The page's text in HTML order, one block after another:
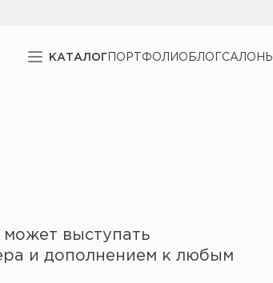
КАТАЛОГ ПОРТФОЛИО БЛОГСАЛОНЫ
может выступать
и дополнением к любым